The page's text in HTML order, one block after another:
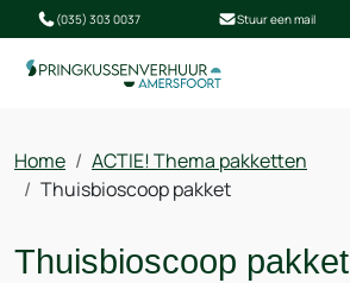
(035) 303 0037 Stuur een mail
Home
ACTIE! Thema pakketten
Thuisbioscoop pakket
Thuisbioscoop pakket